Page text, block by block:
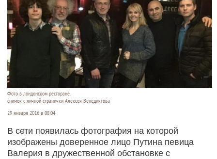
Фото в лондонском ресторане.
снимок с личной странички Алексея Венедиктова
29 января 2016 в 08:04
В сети появилась фотография на которой
изображены доверенное лицо Путина певица
Валерия в дружественной обстановке с